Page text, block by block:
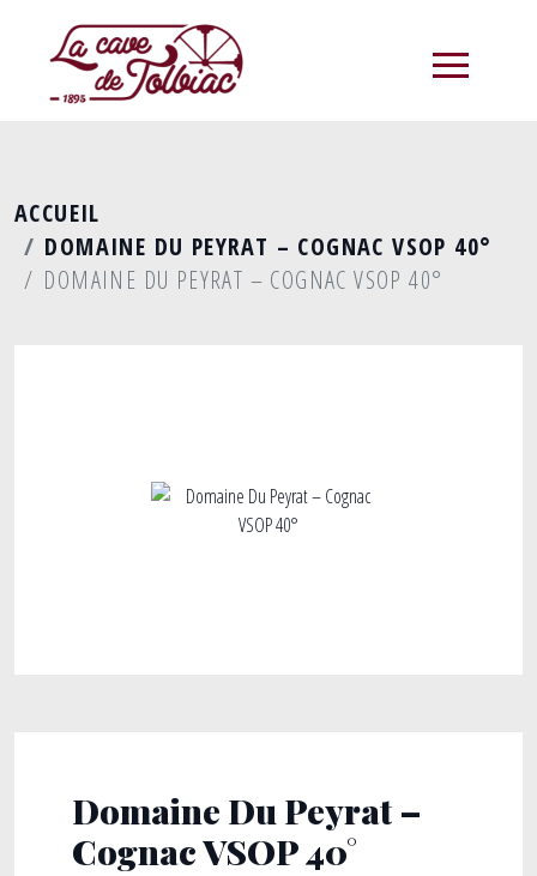
ACCUEIL
DOMAINE DU PEYRAT – COGNAC VSOP 40°
DOMAINE DU PEYRAT – COGNAC VSOP 40°
Domaine Du Peyrat –
Cognac VSOP 40°